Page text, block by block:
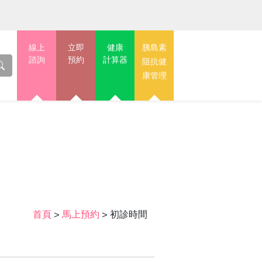
線上
諮詢
立即
預約
健康
計算器
胰島素
阻抗健
康管理
首頁> 馬上預約 > 初診時間